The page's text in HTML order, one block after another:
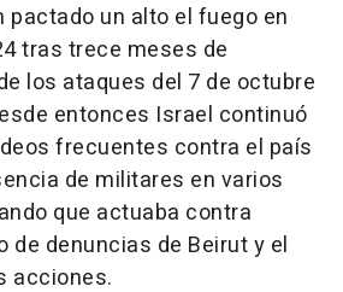
pactado un alto el fuego en
tras trece meses de
los ataques del 7 de octubre
entonces Israel continuó
frecuentes contra el país
de militares en varios
que actuaba contra
de denuncias de Beirut y el
acciones.